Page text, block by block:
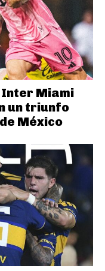
Inter Miami
un triunfo
México